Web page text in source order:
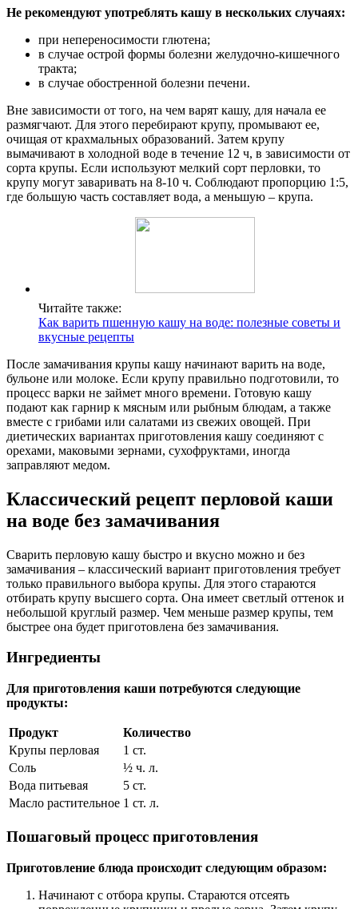
Не рекомендуют употреблять кашу в нескольких случаях:
при непереносимости глютена;
в случае острой формы болезни желудочно-кишечного
тракта;
в случае обостренной болезни печени.
Вне зависимости от того, на чем варят кашу, для начала ее
размягчают. Для этого перебирают крупу, промывают ее,
очищая от крахмальных образований. Затем крупу
вымачивают в холодной воде в течение 12 ч, в зависимости от
сорта крупы. Если используют мелкий сорт перловки, то
крупу могут заваривать на 8-10 ч. Соблюдают пропорцию 1:5,
где большую часть составляет вода, а меньшую – крупа.
Читайте также:
Как варить пшенную кашу на воде: полезные советы и
вкусные рецепты
После замачивания крупы кашу начинают варить на воде,
бульоне или молоке. Если крупу правильно подготовили, то
процесс варки не займет много времени. Готовую кашу
подают как гарнир к мясным или рыбным блюдам, а также
вместе с грибами или салатами из свежих овощей. При
диетических вариантах приготовления кашу соединяют с
орехами, маковыми зернами, сухофруктами, иногда
заправляют медом.
Классический рецепт перловой каши
на воде без замачивания
Сварить перловую кашу быстро и вкусно можно и без
замачивания – классический вариант приготовления требует
только правильного выбора крупы. Для этого стараются
отбирать крупу высшего сорта. Она имеет светлый оттенок и
небольшой круглый размер. Чем меньше размер крупы, тем
быстрее она будет приготовлена без замачивания.
Ингредиенты
Для приготовления каши потребуются следующие
продукты:
Продукт
Количество
Крупы перловая
1 ст.
Соль
½ ч. л.
Вода питьевая
5 ст.
Масло растительное 1 ст. л.
Пошаговый процесс приготовления
Приготовление блюда происходит следующим образом:
Начинают с отбора крупы. Стараются отсеять